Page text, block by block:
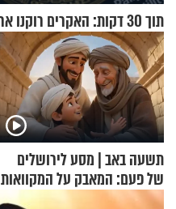
תוך 30 דקות: האקרים רוקנו ארנקי ביטקוין בשווי 88 מיליון דולר
תשעה באב | מסע לירושלים
של פעם: המאבק על המקוואות